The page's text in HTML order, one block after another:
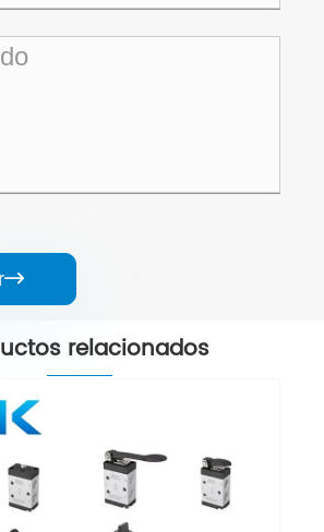

relacionados
Válvula de control de botón
serie M5 de 5 vías
Ver más >>